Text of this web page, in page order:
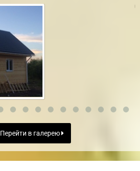
Перейти в галерею